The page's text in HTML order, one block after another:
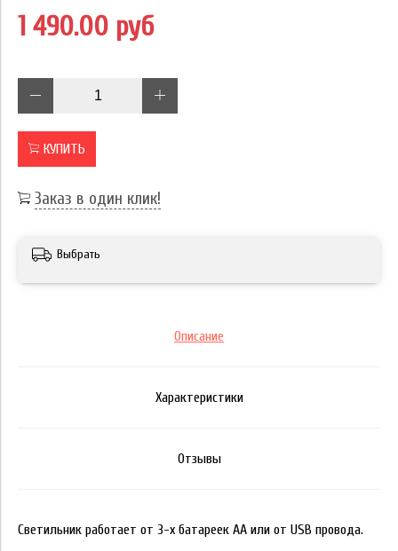
1 490.00 руб
КУПИТЬ
Заказ в один клик!
Выбрать
Описание
Характеристики
Отзывы
Светильник работает от 3-х батареек АА или от USB провода.